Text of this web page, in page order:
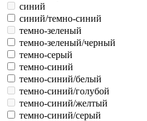
синий
синий/темно-синий
темно-зеленый
темно-зеленый/черный
темно-серый
темно-синий
темно-синий/белый
темно-синий/голубой
темно-синий/желтый
темно-синий/серый